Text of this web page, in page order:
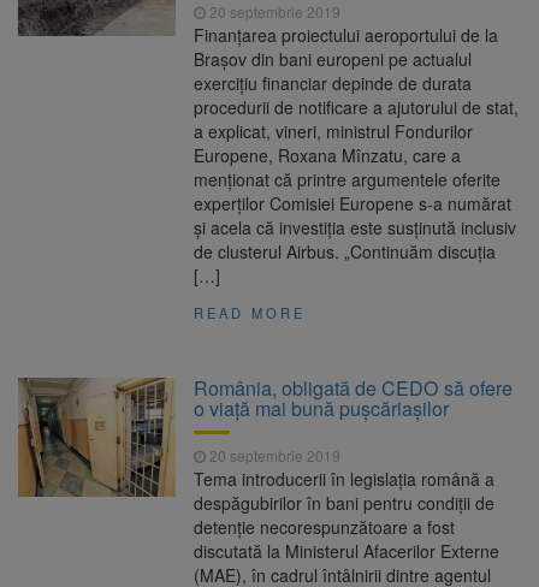
20 septembrie 2019
Finanţarea proiectului aeroportului de la
Braşov din bani europeni pe actualul
exerciţiu financiar depinde de durata
procedurii de notificare a ajutorului de stat,
a explicat, vineri, ministrul Fondurilor
Europene, Roxana Mînzatu, care a
menţionat că printre argumentele oferite
experţilor Comisiei Europene s-a numărat
şi acela că investiţia este susţinută inclusiv
de clusterul Airbus. „Continuăm discuţia
[…]
READ MORE
România, obligată de CEDO să ofere
o viață mai bună pușcăriașilor
20 septembrie 2019
Tema introducerii în legislaţia română a
despăgubirilor în bani pentru condiţii de
detenţie necorespunzătoare a fost
discutată la Ministerul Afacerilor Externe
(MAE), în cadrul întâlnirii dintre agentul